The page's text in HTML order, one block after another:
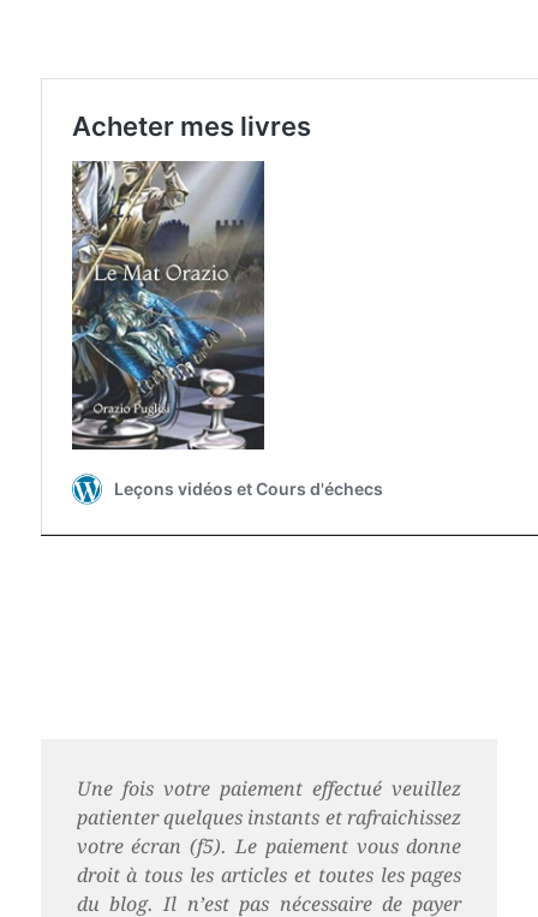
Une fois votre paiement effectué veuillez
patienter quelques instants et rafraichissez
votre écran (f5). Le paiement vous donne
droit à tous les articles et toutes les pages
du blog. Il n’est pas nécessaire de payer